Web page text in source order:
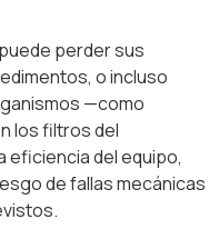
perder sus
o incluso
—como
los filtros del
eficiencia del equipo,
de fallas mecánicas